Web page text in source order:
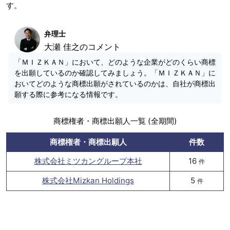
す。
弁理士
大瀬 佳之のコメント
「ＭＩＺＫＡＮ」において、どのような企業がどのくらい商標
を出願しているのか確認してみましょう。「ＭＩＺＫＡＮ」に
おいてどのような商標出願がされているのかは、自社が商標出
願する際に参考になる情報です。
商標権者・商標出願人一覧 (全期間)
商標権者・商標出願人
件数
株式会社ミツカングループ本社
16 件
株式会社Mizkan Holdings 5 件